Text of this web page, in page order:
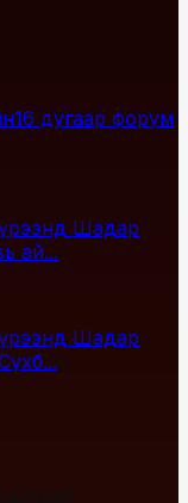
дугаар форум
Шадар
ай...
Шадар